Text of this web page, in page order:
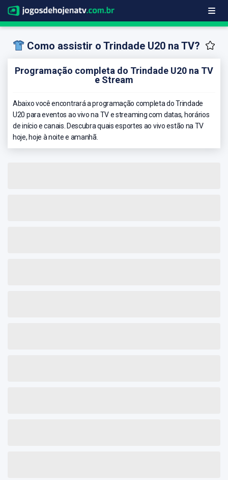
Como assistir o Trindade U20 na TV?
Programação completa do Trindade U20 na TV
e Stream
Abaixo você encontrará a programação completa do Trindade
U20 para eventos ao vivo na TV e streaming com datas, horários
de início e canais. Descubra quais esportes ao vivo estão na TV
hoje, hoje à noite e amanhã.